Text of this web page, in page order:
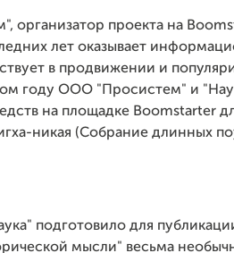
организатор проекта на
лет оказывает
в продвижении и
году ООО "Просистем" и
на площадке Boomstarter
никая (Собрание длинных
подготовило для
мысли" весьма